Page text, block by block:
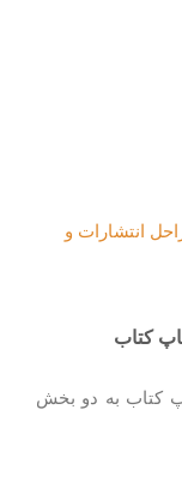
انتشارات و
کتاب
کتاب به دو بخش